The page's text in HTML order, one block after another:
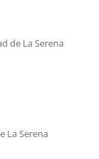
de La Serena
La Serena